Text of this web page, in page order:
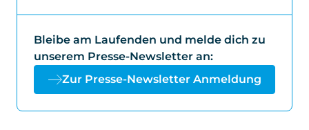
Bleibe am Laufenden und melde dich zu
unserem Presse-Newsletter an:
Zur Presse-Newsletter Anmeldung